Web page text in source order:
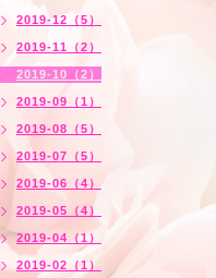
2019-12（5）
2019-11（2）
2019-10（2）
2019-09（1）
2019-08（5）
2019-07（5）
2019-06（4）
2019-05（4）
2019-04（1）
2019-02（1）